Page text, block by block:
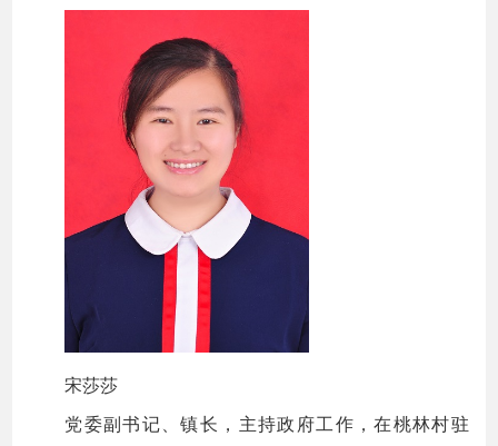
宋莎莎
党委副书记、镇长，主持政府工作，在桃林村驻